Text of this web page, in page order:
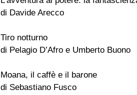
di Davide Arecco
Tiro notturno
di Pelagio D’Afro e Umberto Buono
Moana, il caffè e il barone
di Sebastiano Fusco